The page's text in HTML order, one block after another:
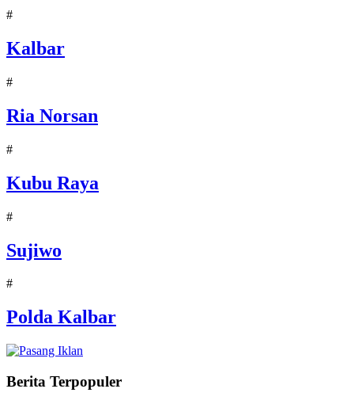
#
Kalbar
#
Ria Norsan
#
Kubu Raya
#
Sujiwo
#
Polda Kalbar
Berita Terpopuler